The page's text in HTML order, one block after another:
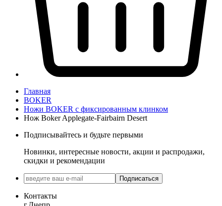
Главная
BOKER
Ножи BOKER с фиксированным клинком
Нож Boker Applegate-Fairbairn Desert
Подписывайтесь и будьте первыми
Новинки, интересные новости, акции и распродажи,
скидки и рекомендации
Подписаться
Контакты